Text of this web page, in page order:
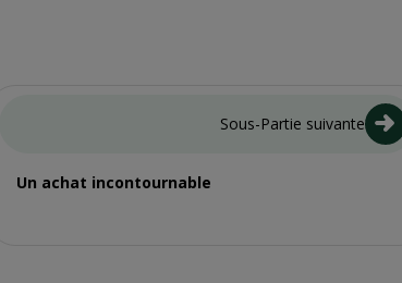
Sous-Partie suivante
Un achat incontournable